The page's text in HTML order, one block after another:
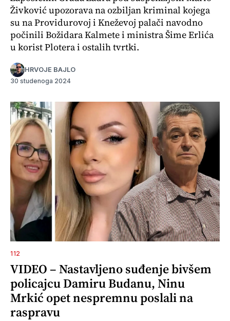
Živković upozorava na ozbiljan kriminal kojega
su na Providurovoj i Kneževoj palači navodno
počinili Božidara Kalmete i ministra Šime Erlića
u korist Plotera i ostalih tvrtki.
HRVOJE BAJLO
30 studenoga 2024
112
VIDEO – Nastavljeno suđenje bivšem
policajcu Damiru Budanu, Ninu
Mrkić opet nespremnu poslali na
raspravu